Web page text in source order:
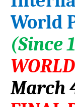
World
(Since
March